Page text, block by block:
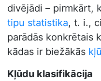
divējādi – pirmkārt,
tipu statistika, t. i.,
parādās konkrētais
kādas ir biežākās
Kļūdu klasifikācija